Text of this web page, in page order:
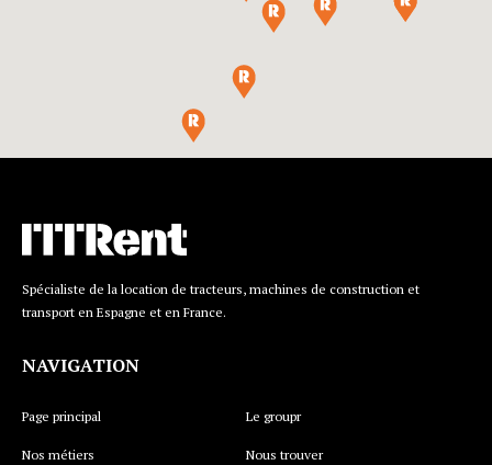
Spécialiste de la location de tracteurs, machines de construction et
transport en Espagne et en France.
NAVIGATION
Page principal Le groupr
Nos métiers Nous trouver